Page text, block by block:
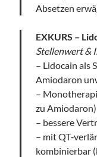
Absetzen
EXKURS –
Stellenwert &
– Lidocain als
Amiodaron
–
zu Amiodaron)
– bessere
– mit
kombinierbar